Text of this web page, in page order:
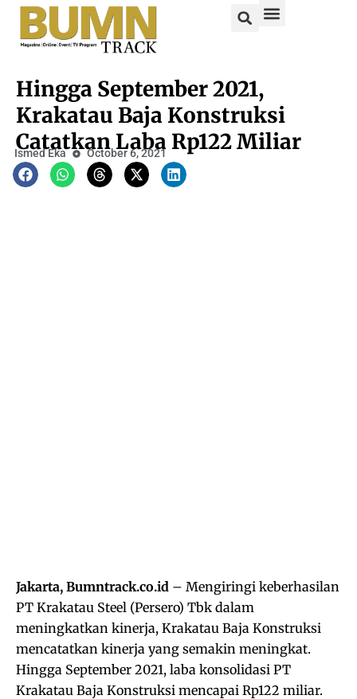
Hingga September 2021,
Krakatau Baja Konstruksi
Catatkan Laba Rp122 Miliar
Ismed Eka October 6, 2021
Jakarta, Bumntrack.co.id – Mengiringi keberhasilan
PT Krakatau Steel (Persero) Tbk dalam
meningkatkan kinerja, Krakatau Baja Konstruksi
mencatatkan kinerja yang semakin meningkat.
Hingga September 2021, laba konsolidasi PT
Krakatau Baja Konstruksi mencapai Rp122 miliar.